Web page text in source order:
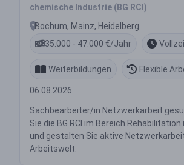
chemische Industrie (BG RCI)
Bochum, Mainz, Heidelberg
35.000 - 47.000 €/Jahr
Weiterbildungen Flexible
06.08.2026
Sachbearbeiter/in Netzwerkarbeit
Sie die BG RCI im Bereich
und gestalten Sie aktive
Arbeitswelt.